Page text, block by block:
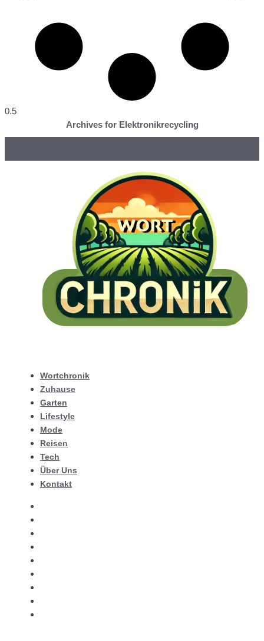
Archives for Elektronikrecycling
Wortchronik
Zuhause
Garten
Lifestyle
Mode
Reisen
Tech
Über Uns
Kontakt